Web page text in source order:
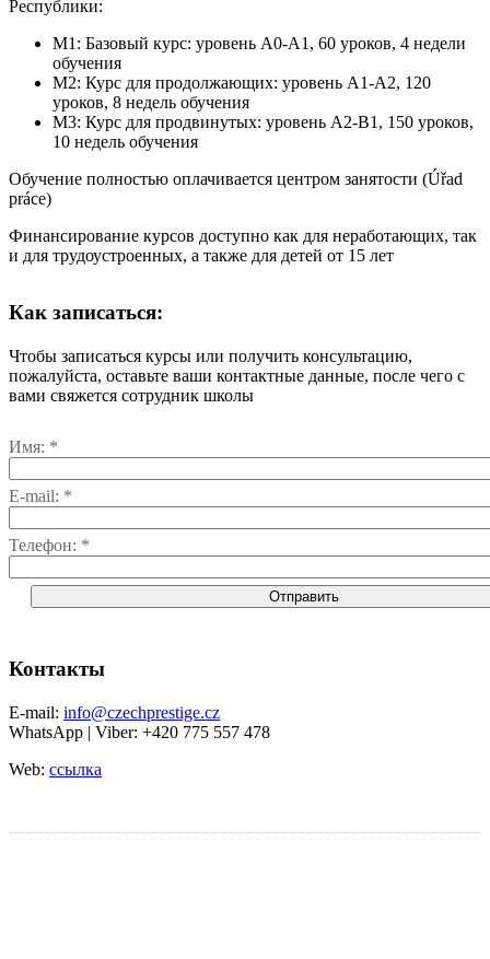
Республики:
М1: Базовый курс: уровень A0-A1, 60 уроков, 4 недели
обучения
М2: Курс для продолжающих: уровень A1-A2, 120
уроков, 8 недель обучения
М3: Курс для продвинутых: уровень A2-B1, 150 уроков,
10 недель обучения
Обучение полностью оплачивается центром занятости (Úřad
práce)
Финансирование курсов доступно как для неработающих, так
и для трудоустроенных, а также для детей от 15 лет
Как записаться:
Чтобы записаться курсы или получить консультацию,
пожалуйста, оставьте ваши контактные данные, после чего с
вами свяжется сотрудник школы
Имя: *
E-mail: *
Телефон: *
Контакты
Е-mail: info@czechprestige.cz
WhatsApp | Viber: +420 775 557 478
Web: ссылка